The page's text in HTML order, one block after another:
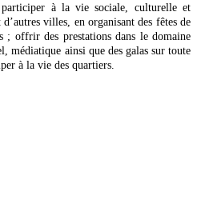
à la vie sociale, culturelle et
villes, en organisant des fêtes de
; offrir des prestations dans le domaine
médiatique ainsi que des galas sur toute
à la vie des quartiers.